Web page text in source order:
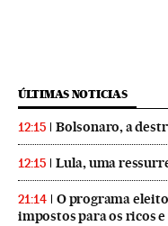
ÚLTIMAS NOTICIAS
12:15 Bolsonaro, a
12:15 Lula, uma
21:14
O programa
impostos para os ricos